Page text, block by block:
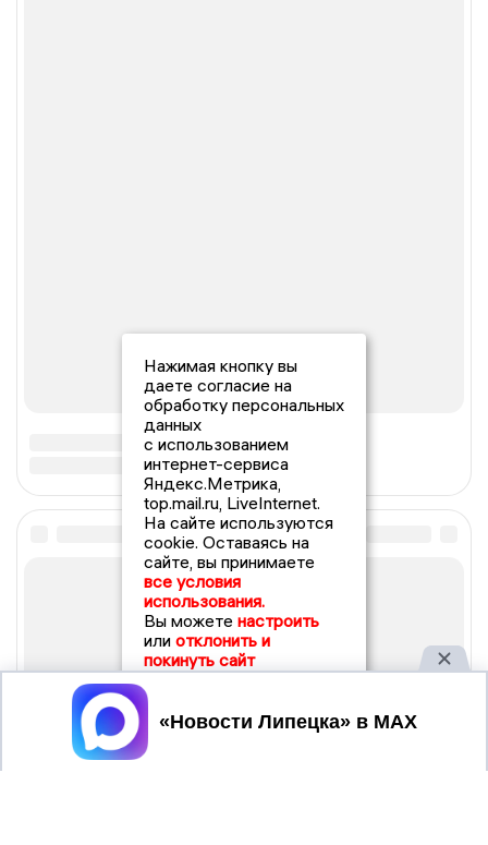
Нажимая кнопку вы
даете согласие на
обработку персональных
данных
с использованием
интернет-сервиса
Яндекс.Метрика,
top.mail.ru, LiveInternet.
На сайте используются
cookie. Оставаясь на
сайте, вы принимаете
все условия
использования.
Вы можете настроить
или отклонить и
покинуть сайт
Принять